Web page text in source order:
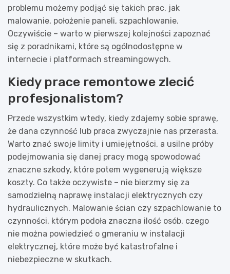
problemu możemy podjąć się takich prac, jak
malowanie, położenie paneli, szpachlowanie.
Oczywiście – warto w pierwszej kolejności zapoznać
się z poradnikami, które są ogólnodostępne w
internecie i platformach streamingowych.
Kiedy prace remontowe zlecić
profesjonalistom?
Przede wszystkim wtedy, kiedy zdajemy sobie sprawę,
że dana czynność lub praca zwyczajnie nas przerasta.
Warto znać swoje limity i umiejętności, a usilne próby
podejmowania się danej pracy mogą spowodować
znaczne szkody, które potem wygenerują większe
koszty. Co także oczywiste – nie bierzmy się za
samodzielną naprawę instalacji elektrycznych czy
hydraulicznych. Malowanie ścian czy szpachlowanie to
czynności, którym podoła znaczna ilość osób, czego
nie można powiedzieć o gmeraniu w instalacji
elektrycznej, które może być katastrofalne i
niebezpieczne w skutkach.